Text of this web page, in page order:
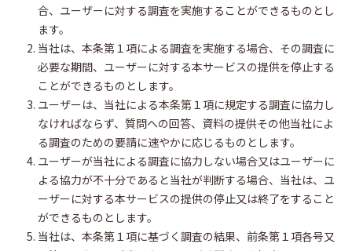
合、ユーザーに対する調査を実施することができるものとし
ます。
当社は、本条第１項による調査を実施する場合、その調査に
必要な期間、ユーザーに対する本サービスの提供を停止する
ことができるものとします。
ユーザーは、当社による本条第１項に規定する調査に協力し
なければならず、質問への回答、資料の提供その他当社によ
る調査のための要請に速やかに応じるものとします。
ユーザーが当社による調査に協力しない場合又はユーザーに
よる協力が不十分であると当社が判断する場合、当社は、ユ
ーザーに対する本サービスの提供の停止又は終了をすること
ができるものとします。
当社は、本条第１項に基づく調査の結果、前条第１項各号又